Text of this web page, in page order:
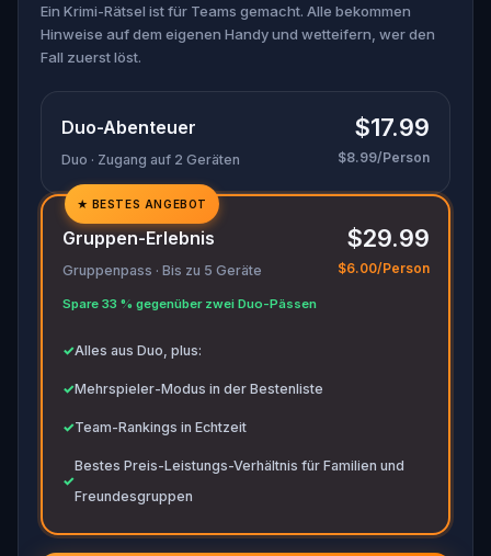
Oder versteckt sich jemand anderes in den
Schatten?
🔎 Sammle Hinweise, verhöre Verdächtige und
bereit, um alle wichtigen Beweise zu notieren.
Ein Krimi-Rätsel ist für Teams gemacht. Alle bekommen
Hinweise auf dem eigenen Handy und wetteifern, wer den
Fall zuerst löst.
Duo-Abenteuer
Duo · Zugang auf 2 Geräten
$17.99
$8.99/Person
✓
✓
★ BESTES ANGEBOT
Gruppen-Erlebnis
Gruppenpass · Bis zu 5 Geräte
Spare 33 % gegenüber zwei Duo-Pässen
$29.99
$6.00/Person
✓Alles aus Duo, plus:
✓Mehrspieler-Modus in der Bestenliste
✓Team-Rankings in Echtzeit
✓
Bestes Preis-Leistungs-Verhältnis für Familien und
Freundesgruppen